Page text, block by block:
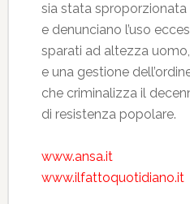
sia stata sproporzionata
e denunciano l’uso
sparati ad altezza uomo,
e una gestione
che criminalizza il
di resistenza popolare.
www.ansa.it
www.ilfattoquotidiano.it